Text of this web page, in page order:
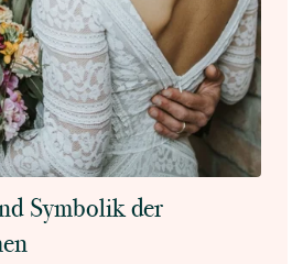
Symbolik der